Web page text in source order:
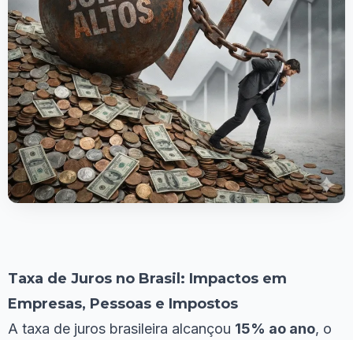
Taxa de Juros no Brasil: Impactos em
Empresas, Pessoas e Impostos
A taxa de juros brasileira alcançou 15% ao ano, o